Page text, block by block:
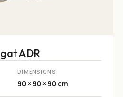
ADR
DIMENSIONS
90 × 90 × 90 cm